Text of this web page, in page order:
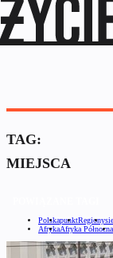
TAG:
MIEJSCA
PolskapunktRegiony
AfrykaAfryka Północna